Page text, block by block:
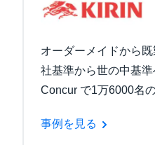
オーダーメイドから
社基準から世の中基
Concur で1万6000名
事例を見る